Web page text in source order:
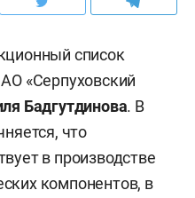
список
«Серпуховский
Бадгутдинова. В
что
в производстве
компонентов, в